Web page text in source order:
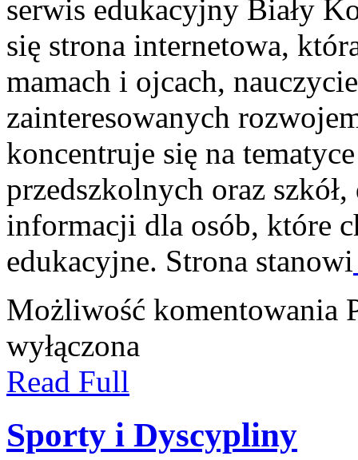
serwis edukacyjny Biały
się strona internetowa,
mamach i ojcach,
zainteresowanych
koncentruje się na
przedszkolnych oraz
informacji dla osób, które
edukacyjne. Strona stanowi
Możliwość komentowania
wyłączona
Read Full
Sporty i Dyscypliny